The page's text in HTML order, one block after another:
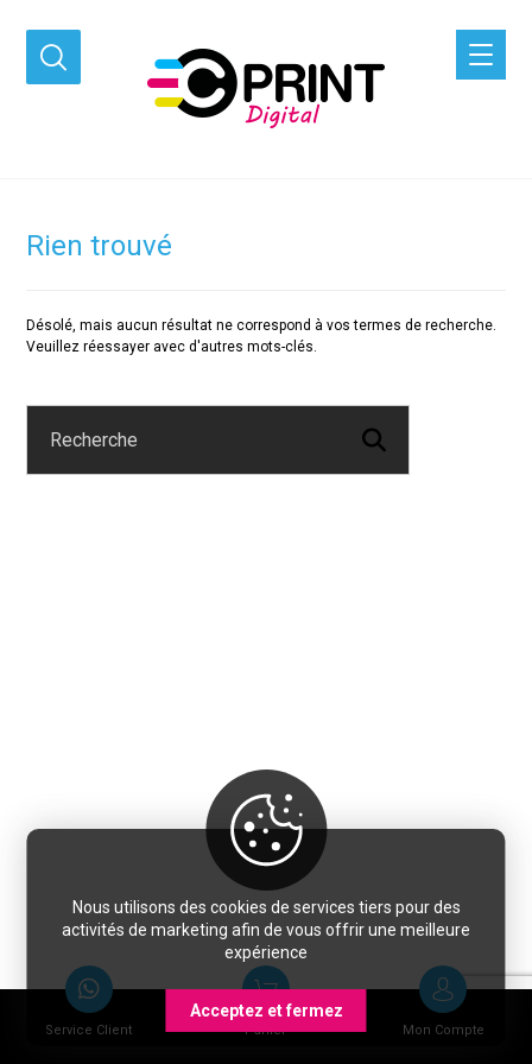
Rien trouvé
Désolé, mais aucun résultat ne correspond à vos termes de recherche.
Veuillez réessayer avec d'autres mots-clés.
Service Client Panier Mon Compte
Nous utilisons des cookies de services tiers pour des
activités de marketing afin de vous offrir une meilleure
expérience
Acceptez et fermez